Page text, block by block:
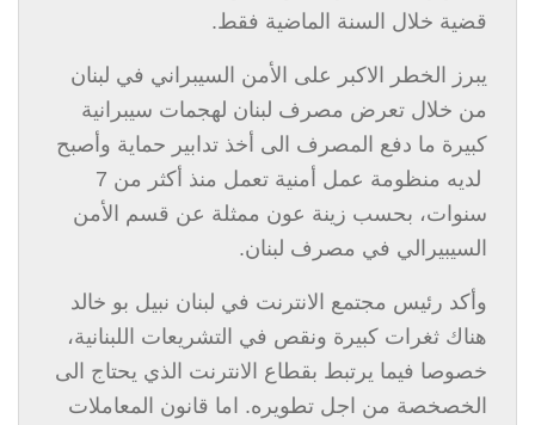
قضية خلال السنة الماضية فقط.
يبرز الخطر الاكبر على الأمن السيبراني في لبنان
من خلال تعرض مصرف لبنان لهجمات سيبرانية
كبيرة ما دفع المصرف الى أخذ تدابير حماية وأصبح
لديه منظومة عمل أمنية تعمل منذ أكثر من 7
سنوات، بحسب زينة عون ممثلة عن قسم الأمن
السيبيرالي في مصرف لبنان.
وأكد رئيس مجتمع الانترنت في لبنان نبيل بو خالد
هناك ثغرات كبيرة ونقص في التشريعات اللبنانية،
خصوصا فيما يرتبط بقطاع الانترنت الذي يحتاج الى
الخصخصة من اجل تطويره. اما قانون المعاملات